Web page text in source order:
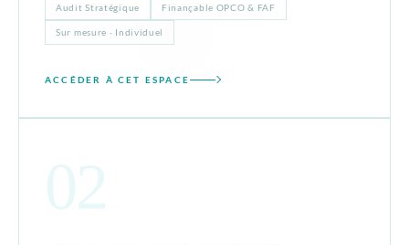
Audit Stratégique Finançable OPCO & FAF
Sur mesure · Individuel
ACCÉDER À CET ESPACE